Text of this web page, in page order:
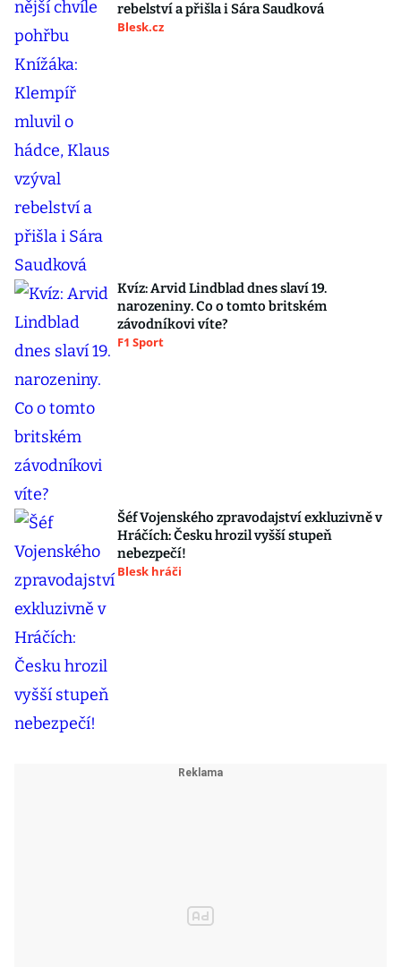
rebelství a přišla i Sára Saudková
Blesk.cz
Kvíz: Arvid Lindblad dnes slaví 19.
narozeniny. Co o tomto britském
závodníkovi víte?
F1 Sport
Šéf Vojenského zpravodajství exkluzivně v
Hráčích: Česku hrozil vyšší stupeň
nebezpečí!
Blesk hráči